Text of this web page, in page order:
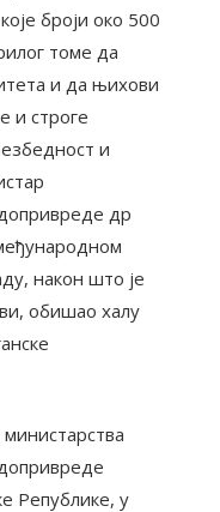
броји око 500
томе да
и да њихови
и строге
и
др
након што је
обишао халу
Републике, у